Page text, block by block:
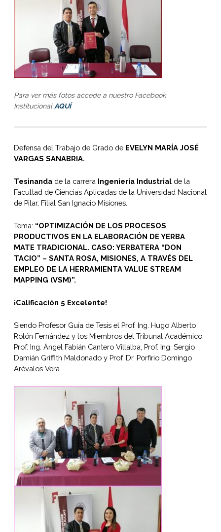
Para ver más fotos accede a nuestro Facebook
Institucional AQUÍ
Defensa del Trabajo de Grado de EVELYN MARÍA JOSÉ
VARGAS SANABRIA.
Tesinandade la carrera Ingeniería Industrialde la
Facultad de Ciencias Aplicadas de la Universidad Nacional
de Pilar, Filial San Ignacio Misiones.
Tema: “OPTIMIZACIÓN DE LOS PROCESOS
PRODUCTIVOS EN LA ELABORACIÓN DE YERBA
MATE TRADICIONAL. CASO: YERBATERA “DON
TACIO” – SANTA ROSA, MISIONES, A TRAVÉS DEL
EMPLEO DE LA HERRAMIENTA VALUE STREAM
MAPPING (VSM)”.
¡Calificación 5 Excelente!
Siendo Profesor Guía de Tesis el Prof. Ing. Hugo Alberto
Rolón Fernández y los Miembros del Tribunal Académico:
Prof. Ing. Ángel Fabián Cantero Villalba, Prof. Ing. Sergio
Damián Griffith Maldonado y Prof. Dr. Porfirio Domingo
Arévalos Vera.